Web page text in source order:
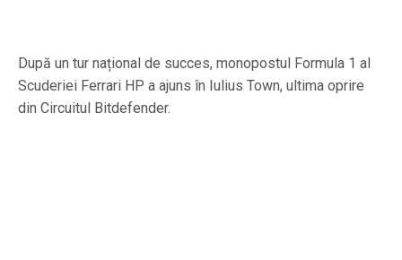
După un tur național de succes, monopostul Formula 1 al
Scuderiei Ferrari HP a ajuns în Iulius Town, ultima oprire
din Circuitul Bitdefender.